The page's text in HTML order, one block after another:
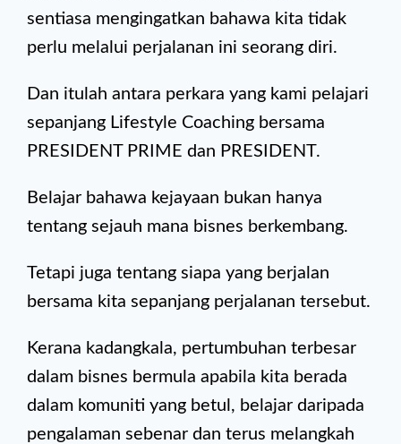
sentiasa mengingatkan bahawa kita tidak
perlu melalui perjalanan ini seorang diri.
Dan itulah antara perkara yang kami pelajari
sepanjang Lifestyle Coaching bersama
PRESIDENT PRIME dan PRESIDENT.
Belajar bahawa kejayaan bukan hanya
tentang sejauh mana bisnes berkembang.
Tetapi juga tentang siapa yang berjalan
bersama kita sepanjang perjalanan tersebut.
Kerana kadangkala, pertumbuhan terbesar
dalam bisnes bermula apabila kita berada
dalam komuniti yang betul, belajar daripada
pengalaman sebenar dan terus melangkah